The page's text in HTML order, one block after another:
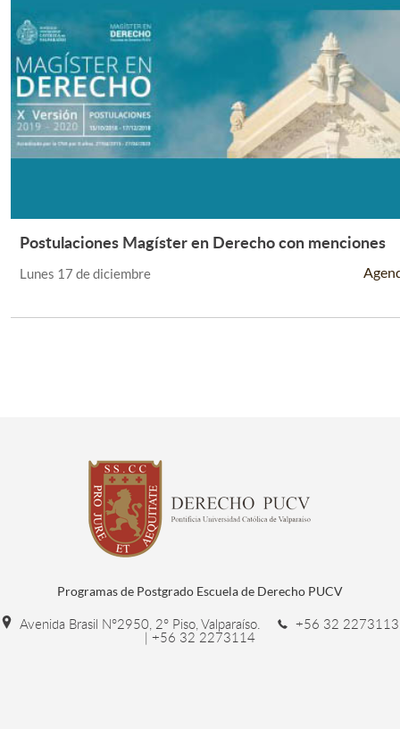
Leer Más +
Postulaciones Magíster en Derecho con menciones
Lunes 17 de diciembre
Programas de Postgrado Escuela de Derecho PUCV
Avenida Brasil N°2950, 2° Piso, Valparaíso. +56 32 2273113
| +56 32 2273114